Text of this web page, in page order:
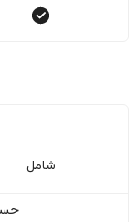
شامل